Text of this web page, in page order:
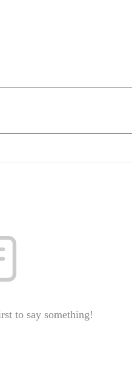
to say something!